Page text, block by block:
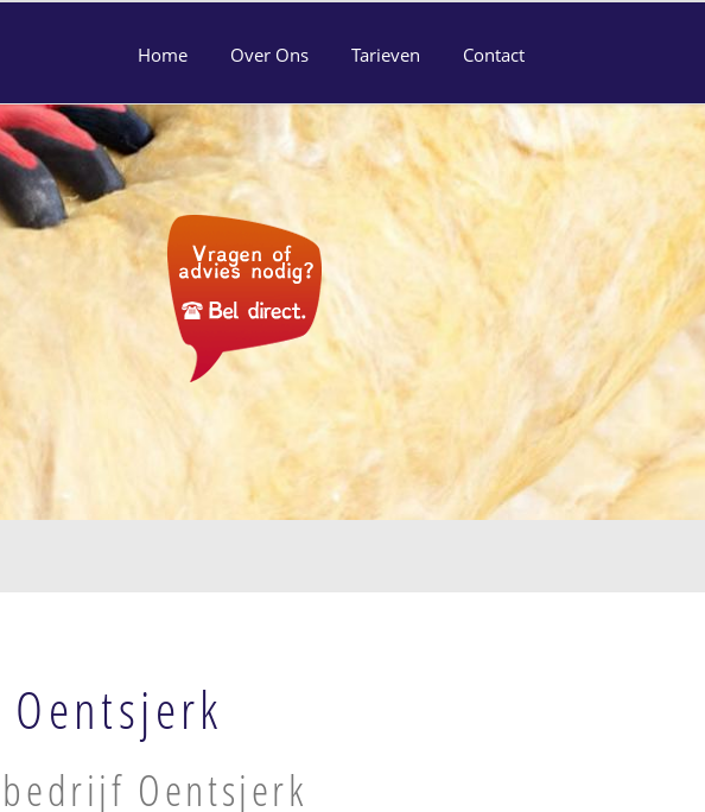
Home Over Ons Tarieven Contact
Oentsjerk